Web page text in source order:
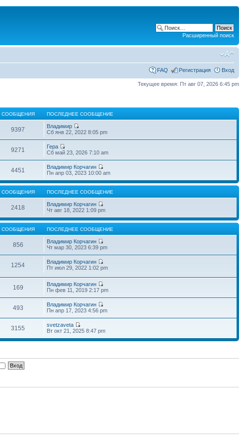
Расширенный поиск
FAQ Регистрация Вход
Текущее время: Пт авг 07, 2026 6:45 pm
СООБЩЕНИЯ ПОСЛЕДНЕЕ СООБЩЕНИЕ
9397
Владимир
Сб янв 22, 2022 8:05 pm
9271
Гера
Сб май 23, 2026 7:10 am
4451
Владимир Корчагин
Пн апр 03, 2023 10:00 am
СООБЩЕНИЯ ПОСЛЕДНЕЕ СООБЩЕНИЕ
2418
Владимир Корчагин
Чт авг 18, 2022 1:09 pm
СООБЩЕНИЯ ПОСЛЕДНЕЕ СООБЩЕНИЕ
856
Владимир Корчагин
Чт мар 30, 2023 6:39 pm
1254
Владимир Корчагин
Пт июл 29, 2022 1:02 pm
169
Владимир Корчагин
Пн фев 11, 2019 2:17 pm
493
Владимир Корчагин
Пн апр 17, 2023 4:56 pm
3155
svetzaveta
Вт окт 21, 2025 8:47 pm